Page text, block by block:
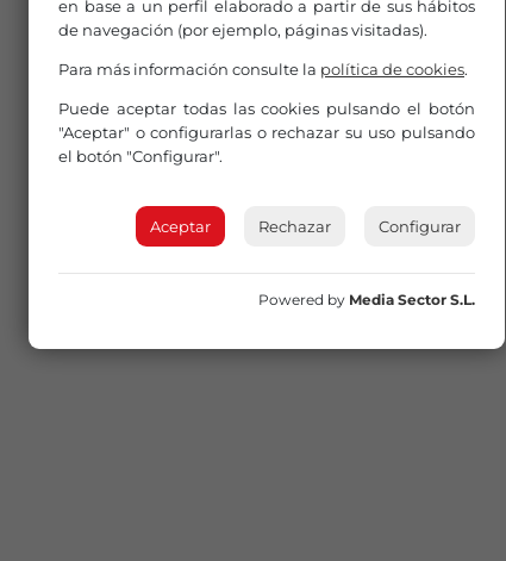
en base a un perfil elaborado a partir de sus hábitos
de navegación (por ejemplo, páginas visitadas).
Para más información consulte la política de cookies.
Puede aceptar todas las cookies pulsando el botón
"Aceptar" o configurarlas o rechazar su uso pulsando
el botón "Configurar".
Aceptar Rechazar Configurar
Powered by Media Sector S.L.